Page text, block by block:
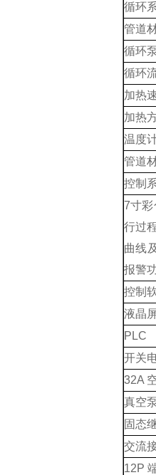
循环
管道
循环
循环
加热
加热
温度
管道
控制
7寸彩
行过
曲线
报警
控制
液晶
PLC
开关
32A
真空
固态
交流
12P